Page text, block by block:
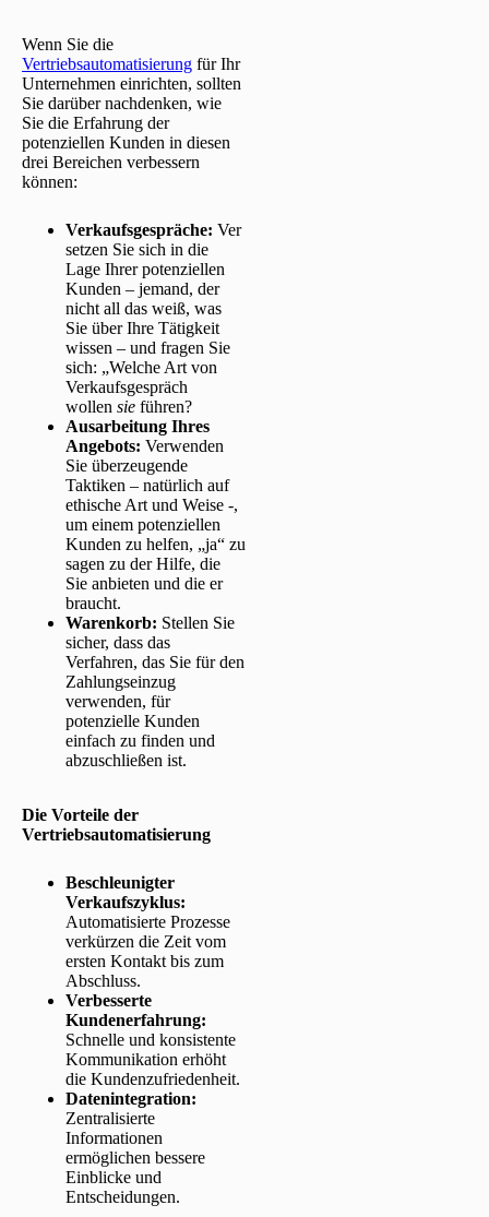
Wenn Sie die
Vertriebsautomatisierung für Ihr
Unternehmen einrichten, sollten
Sie darüber nachdenken, wie
Sie die Erfahrung der
potenziellen Kunden in diesen
drei Bereichen verbessern
können:
Verkaufsgespräche: Ver
setzen Sie sich in die
Lage Ihrer potenziellen
Kunden – jemand, der
nicht all das weiß, was
Sie über Ihre Tätigkeit
wissen – und fragen Sie
sich: „Welche Art von
Verkaufsgespräch
wollen sie führen?
Ausarbeitung Ihres
Angebots: Verwenden
Sie überzeugende
Taktiken – natürlich auf
ethische Art und Weise -,
um einem potenziellen
Kunden zu helfen, „ja“ zu
sagen zu der Hilfe, die
Sie anbieten und die er
braucht.
Warenkorb: Stellen Sie
sicher, dass das
Verfahren, das Sie für den
Zahlungseinzug
verwenden, für
potenzielle Kunden
einfach zu finden und
abzuschließen ist.
Die Vorteile der
Vertriebsautomatisierung
Beschleunigter
Verkaufszyklus:
Automatisierte Prozesse
verkürzen die Zeit vom
ersten Kontakt bis zum
Abschluss.
Verbesserte
Kundenerfahrung:
Schnelle und konsistente
Kommunikation erhöht
die Kundenzufriedenheit.
Datenintegration:
Zentralisierte
Informationen
ermöglichen bessere
Einblicke und
Entscheidungen.